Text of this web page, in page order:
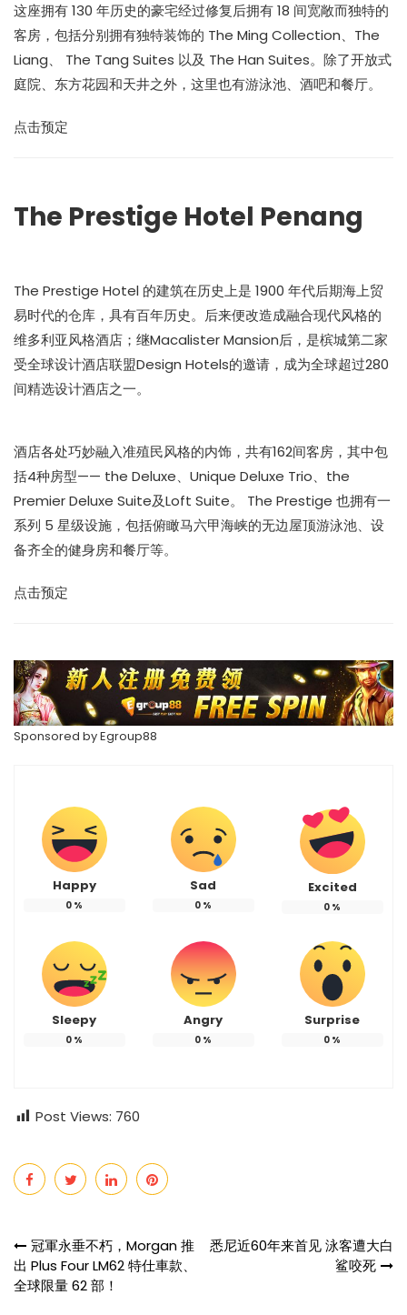
这座拥有 130 年历史的豪宅经过修复后拥有 18 间宽敞而独特的
客房，包括分别拥有独特装饰的 The Ming Collection、The
Liang、 The Tang Suites 以及 The Han Suites。除了开放式
庭院、东方花园和天井之外，这里也有游泳池、酒吧和餐厅。
点击预定
The Prestige Hotel Penang
The Prestige Hotel 的建筑在历史上是 1900 年代后期海上贸
易时代的仓库，具有百年历史。后来便改造成融合现代风格的
维多利亚风格酒店；继Macalister Mansion后，是槟城第二家
受全球设计酒店联盟Design Hotels的邀请，成为全球超过280
间精选设计酒店之一。
酒店各处巧妙融入准殖民风格的内饰，共有162间客房，其中包
括4种房型—— the Deluxe、Unique Deluxe Trio、the
Premier Deluxe Suite及Loft Suite。 The Prestige 也拥有一
系列 5 星级设施，包括俯瞰马六甲海峡的无边屋顶游泳池、设
备齐全的健身房和餐厅等。
点击预定
Sponsored byEgroup88
Happy
0 %
Sad
0 %
Excited
0 %
Sleepy
0 %
Angry
0 %
Surprise
0 %
Post Views: 760
Post
navigation
冠軍永垂不朽，Morgan 推
出 Plus Four LM62 特仕車款、
全球限量 62 部！
悉尼近60年来首见 泳客遭大白
鲨咬死